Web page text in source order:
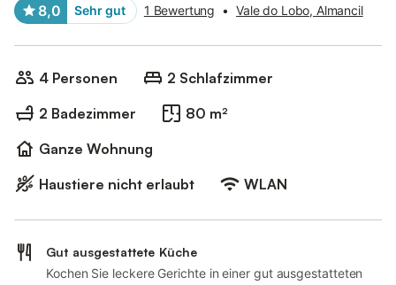
8,0 Sehr gut 1 Bewertung • Vale do Lobo, Almancil
4 Personen
2 Schlafzimmer
2 Badezimmer
80 m²
Ganze Wohnung
Haustiere nicht erlaubt
WLAN
Gut ausgestattete Küche
Kochen Sie leckere Gerichte in einer gut ausgestatteten